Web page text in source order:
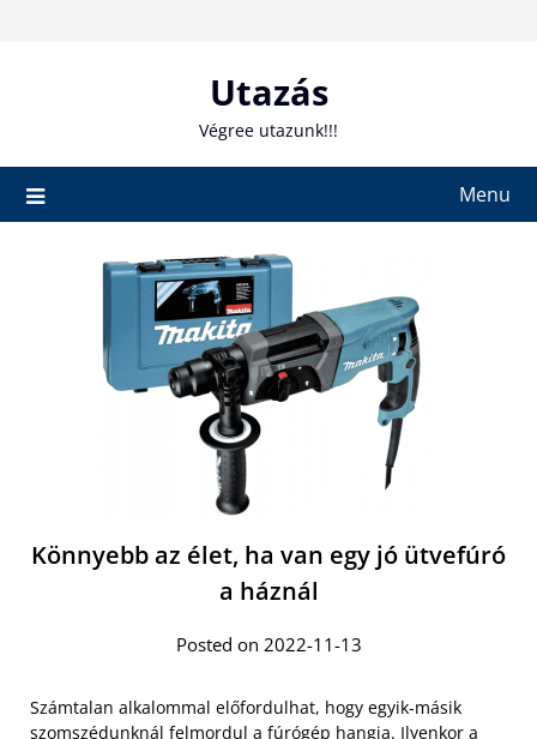
Utazás
Végree utazunk!!!
Menu
Könnyebb az élet, ha van egy jó ütvefúró
a háznál
Posted on 2022-11-13
Számtalan alkalommal előfordulhat, hogy egyik-másik
szomszédunknál felmordul a fúrógép hangja. Ilyenkor a